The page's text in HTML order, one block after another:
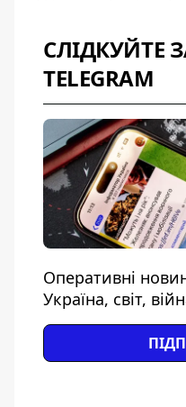
СЛІДКУЙТЕ
TELEGRAM
Оперативні
Україна, світ,